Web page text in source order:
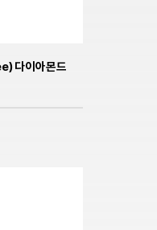
다이아몬드